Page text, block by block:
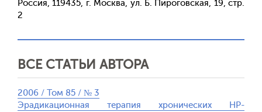
Россия, 119435, г. Москва, ул. Б. Пироговская, 19, стр.
2
ВСЕ СТАТЬИ АВТОРА
2006 / Том 85 / № 3
Эрадикационная терапия хронических НР-